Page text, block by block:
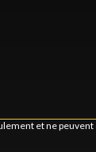
et ne